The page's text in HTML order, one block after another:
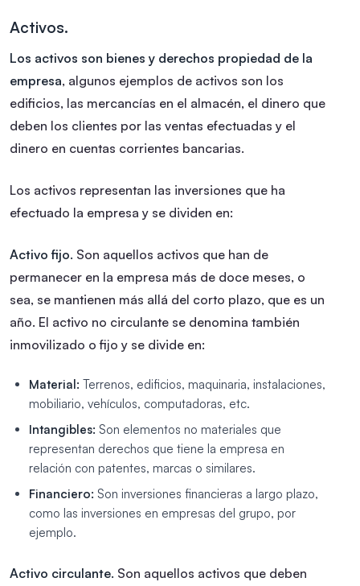
Activos.
Los activos son bienes y derechos propiedad de la
empresa, algunos ejemplos de activos son los
edificios, las mercancías en el almacén, el dinero que
deben los clientes por las ventas efectuadas y el
dinero en cuentas corrientes bancarias.
Los activos representan las inversiones que ha
efectuado la empresa y se dividen en:
Activo fijo. Son aquellos activos que han de
permanecer en la empresa más de doce meses, o
sea, se mantienen más allá del corto plazo, que es un
año. El activo no circulante se denomina también
inmovilizado o fijo y se divide en:
Material: Terrenos, edificios, maquinaria, instalaciones,
mobiliario, vehículos, computadoras, etc.
Intangibles: Son elementos no materiales que
representan derechos que tiene la empresa en
relación con patentes, marcas o similares.
Financiero: Son inversiones financieras a largo plazo,
como las inversiones en empresas del grupo, por
ejemplo.
Activo circulante. Son aquellos activos que deben